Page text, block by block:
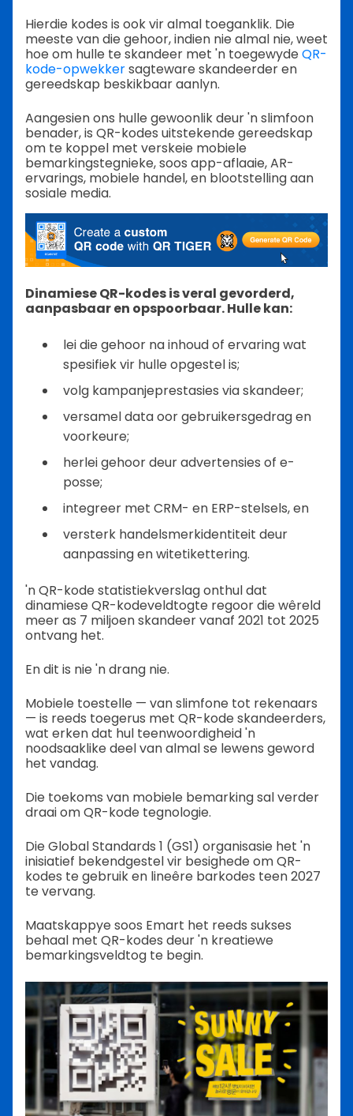
Hierdie kodes is ook vir almal toeganklik. Die
meeste van die gehoor, indien nie almal nie, weet
hoe om hulle te skandeer met 'n toegewyde QR-
kode-opwekkersagteware skandeerder en
gereedskap beskikbaar aanlyn.
Aangesien ons hulle gewoonlik deur 'n slimfoon
benader, is QR-kodes uitstekende gereedskap
om te koppel met verskeie mobiele
bemarkingstegnieke, soos app-aflaaie, AR-
ervarings, mobiele handel, en blootstelling aan
sosiale media.
Dinamiese QR-kodes is veral gevorderd,
aanpasbaar en opspoorbaar. Hulle kan:
lei die gehoor na inhoud of ervaring wat
spesifiek vir hulle opgestel is;
volg kampanjeprestasies via skandeer;
versamel data oor gebruikersgedrag en
voorkeure;
herlei gehoor deur advertensies of e-
posse;
integreer met CRM- en ERP-stelsels, en
versterk handelsmerkidentiteit deur
aanpassing en witetikettering.
'n QR-kode statistiekverslag onthul dat
dinamiese QR-kodeveldtogte regoor die wêreld
meer as 7 miljoen skandeer vanaf 2021 tot 2025
ontvang het.
En dit is nie 'n drang nie.
Mobiele toestelle — van slimfone tot rekenaars
— is reeds toegerus met QR-kode skandeerders,
wat erken dat hul teenwoordigheid 'n
noodsaaklike deel van almal se lewens geword
het vandag.
Die toekoms van mobiele bemarking sal verder
draai om QR-kode tegnologie.
Die Global Standards 1 (GS1) organisasie het 'n
inisiatief bekendgestel vir besighede om QR-
kodes te gebruik en lineêre barkodes teen 2027
te vervang.
Maatskappye soos Emart het reeds sukses
behaal met QR-kodes deur 'n kreatiewe
bemarkingsveldtog te begin.